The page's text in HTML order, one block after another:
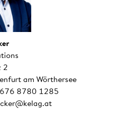
2
am Wörthersee
8780 1285